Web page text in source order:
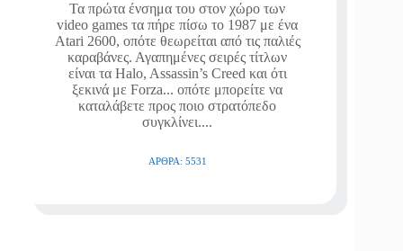
Τα πρώτα ένσημα του στον χώρο των
video games τα πήρε πίσω το 1987 με ένα
Atari 2600, οπότε θεωρείται από τις παλιές
καραβάνες. Αγαπημένες σειρές τίτλων
είναι τα Halo, Assassin’s Creed και ότι
ξεκινά με Forza... οπότε μπορείτε να
καταλάβετε προς ποιο στρατόπεδο
συγκλίνει....
ΆΡΘΡΑ: 5531